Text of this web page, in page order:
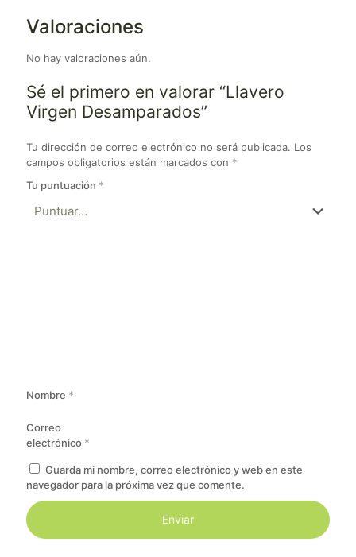
Valoraciones
No hay valoraciones aún.
Sé el primero en valorar “Llavero
Virgen Desamparados”
Tu dirección de correo electrónico no será publicada. Los
campos obligatorios están marcados con *
Tu puntuación *
Nombre *
Correo
electrónico *
Guarda mi nombre, correo electrónico y web en este
navegador para la próxima vez que comente.